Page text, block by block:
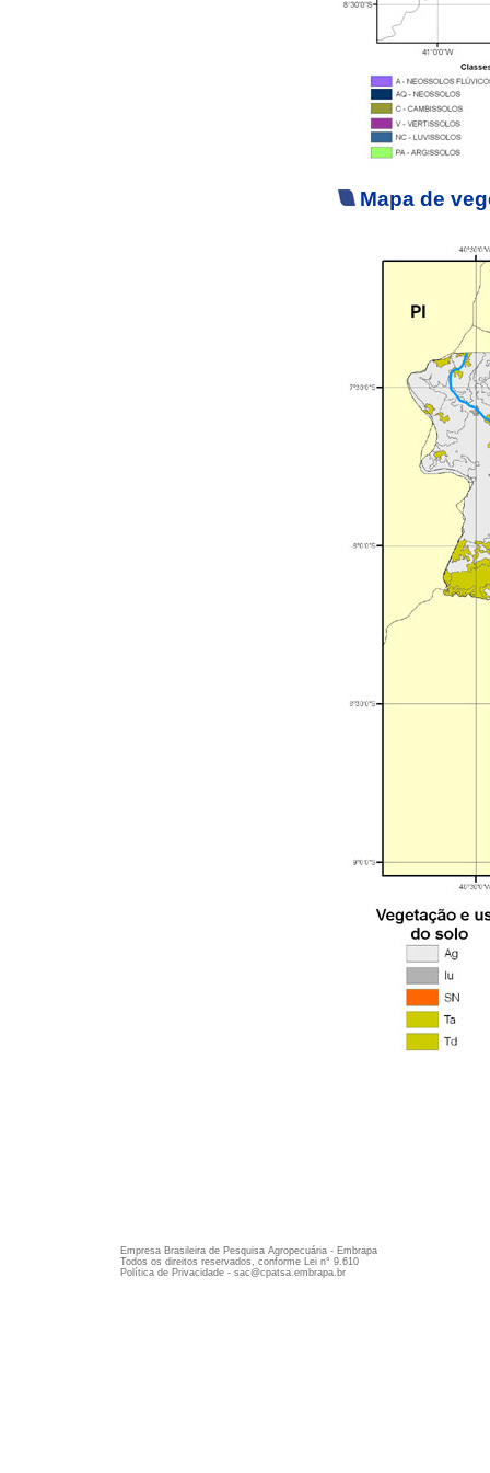
Mapa de
Empresa Brasileira de Pesquisa Agropecuária - Embrapa
Todos os direitos reservados, conforme Lei n° 9.610
Política de Privacidade - sac@cpatsa.embrapa.br